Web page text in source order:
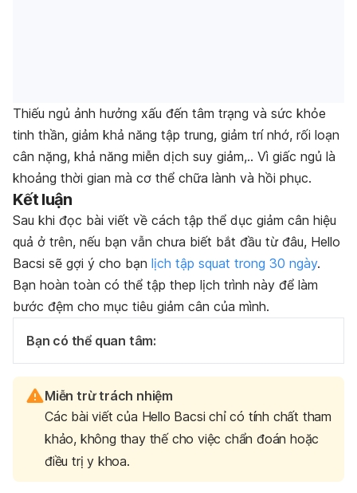
Thiếu ngủ ảnh hưởng xấu đến tâm trạng và sức khỏe
tinh thần, giảm khả năng tập trung, giảm trí nhớ, rối loạn
cân nặng, khả năng miễn dịch suy giảm,.. Vì giấc ngủ là
khoảng thời gian mà cơ thể chữa lành và hồi phục.
Kết luận
Sau khi đọc bài viết về cách tập thể dục giảm cân hiệu
quả ở trên, nếu bạn vẫn chưa biết bắt đầu từ đâu, Hello
Bacsi sẽ gợi ý cho bạn lịch tập squat trong 30 ngày.
Bạn hoàn toàn có thể tập thep lịch trình này để làm
bước đệm cho mục tiêu giảm cân của mình.
Bạn có thể quan tâm:
Miễn trừ trách nhiệm
Các bài viết của Hello Bacsi chỉ có tính chất tham
khảo, không thay thế cho việc chẩn đoán hoặc
điều trị y khoa.